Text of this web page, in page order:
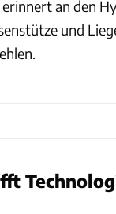
an den
und